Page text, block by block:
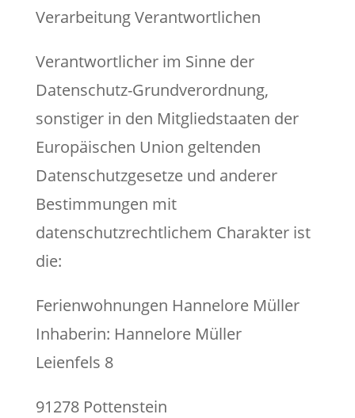
Verarbeitung Verantwortlichen
Verantwortlicher im Sinne der
Datenschutz-Grundverordnung,
sonstiger in den Mitgliedstaaten der
Europäischen Union geltenden
Datenschutzgesetze und anderer
Bestimmungen mit
datenschutzrechtlichem Charakter ist
die:
Ferienwohnungen Hannelore Müller
Inhaberin: Hannelore Müller
Leienfels 8
91278 Pottenstein